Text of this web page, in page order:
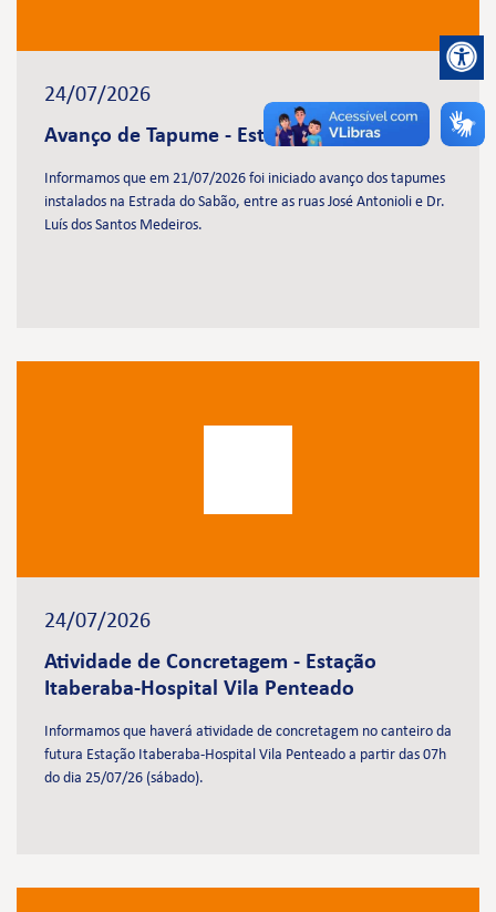
24/07/2026
Avanço de Tapume - Estação Brasilândia
Informamos que em 21/07/2026 foi iniciado avanço dos tapumes
instalados na Estrada do Sabão, entre as ruas José Antonioli e Dr.
Luís dos Santos Medeiros.
24/07/2026
Atividade de Concretagem - Estação
Itaberaba-Hospital Vila Penteado
Informamos que haverá atividade de concretagem no canteiro da
futura Estação Itaberaba-Hospital Vila Penteado a partir das 07h
do dia 25/07/26 (sábado).